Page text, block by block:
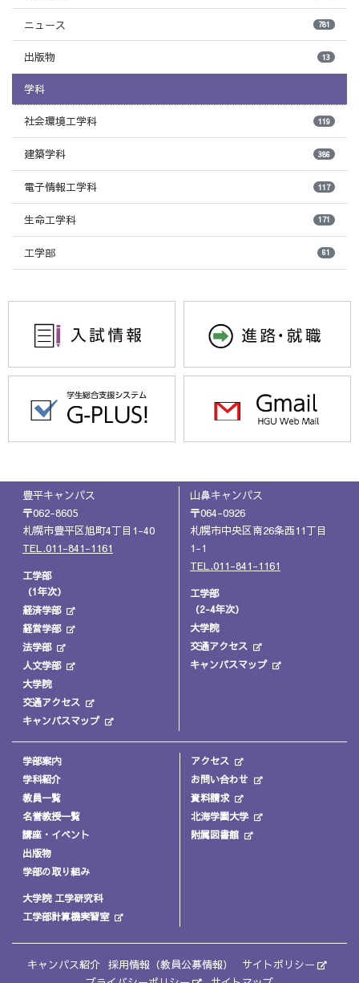
ニュース 781
出版物 13
学科
社会環境工学科 119
建築学科 386
電子情報工学科 117
生命工学科 171
工学部 61
豊平キャンパス
〒062-8605
札幌市豊平区旭町4丁目1-40
TEL.011-841-1161
工学部
（1年次）
経済学部
経営学部
法学部
人文学部
大学院
交通アクセス
キャンパスマップ
山鼻キャンパス
〒064-0926
札幌市中央区南26条西11丁目
1-1
TEL.011-841-1161
工学部
（2-4年次）
大学院
交通アクセス
キャンパスマップ
学部案内
学科紹介
教員一覧
名誉教授一覧
講座・イベント
出版物
学部の取り組み
大学院 工学研究科
工学部計算機実習室
アクセス
お問い合わせ
資料請求
北海学園大学
附属図書館
キャンパス紹介 採用情報（教員公募情報）
サイトポリシー